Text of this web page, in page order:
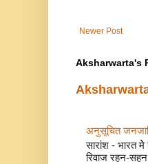
Newer Post
Aksharwarta's
अनुसूचित
सारांश - भारत मेे
रिवाज रहन-